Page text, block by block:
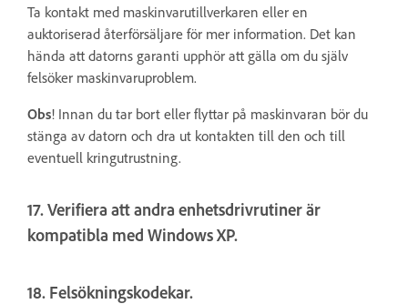
Ta kontakt med maskinvarutillverkaren eller en
auktoriserad återförsäljare för mer information. Det kan
hända att datorns garanti upphör att gälla om du själv
felsöker maskinvaruproblem.
Obs! Innan du tar bort eller flyttar på maskinvaran bör du
stänga av datorn och dra ut kontakten till den och till
eventuell kringutrustning.
17. Verifiera att andra enhetsdrivrutiner är
kompatibla med Windows XP.
18. Felsökningskodekar.